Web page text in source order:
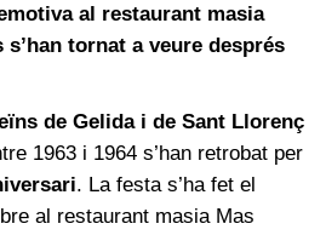
al restaurant masia
tornat a veure després
de Gelida i de Sant Llorenç
1963 i 1964 s’han retrobat per
. La festa s’ha fet el
al restaurant masia Mas